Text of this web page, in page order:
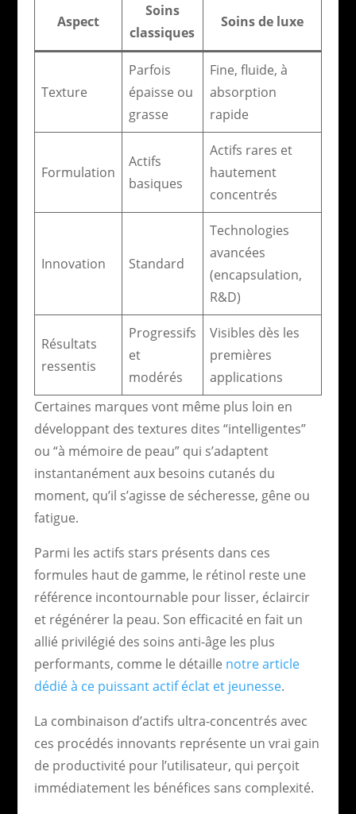
Aspect
Soins
classiques
Soins de luxe
Texture
Parfois
épaisse ou
grasse
Fine, fluide, à
absorption
rapide
Formulation
Actifs
basiques
Actifs rares et
hautement
concentrés
Innovation Standard
Technologies
avancées
(encapsulation,
R&D)
Résultats
ressentis
Progressifs
et
modérés
Visibles dès les
premières
applications
Certaines marques vont même plus loin en
développant des textures dites “intelligentes”
ou “à mémoire de peau” qui s’adaptent
instantanément aux besoins cutanés du
moment, qu’il s’agisse de sécheresse, gêne ou
fatigue.
Parmi les actifs stars présents dans ces
formules haut de gamme, le rétinol reste une
référence incontournable pour lisser, éclaircir
et régénérer la peau. Son efficacité en fait un
allié privilégié des soins anti-âge les plus
performants, comme le détaille notre article
dédié à ce puissant actif éclat et jeunesse.
La combinaison d’actifs ultra-concentrés avec
ces procédés innovants représente un vrai gain
de productivité pour l’utilisateur, qui perçoit
immédiatement les bénéfices sans complexité.